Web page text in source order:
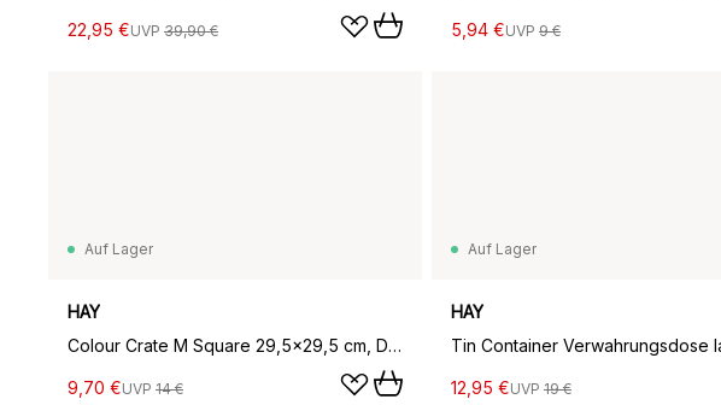
22,95 €UVP 39,90 € 5,94 €UVP 9 €
Auf Lager
HAY
Colour Crate M Square 29,5x29,5 cm, Dusty blue
9,70 €UVP 14 €
Auf Lager
HAY
12,95 €UVP 19 €